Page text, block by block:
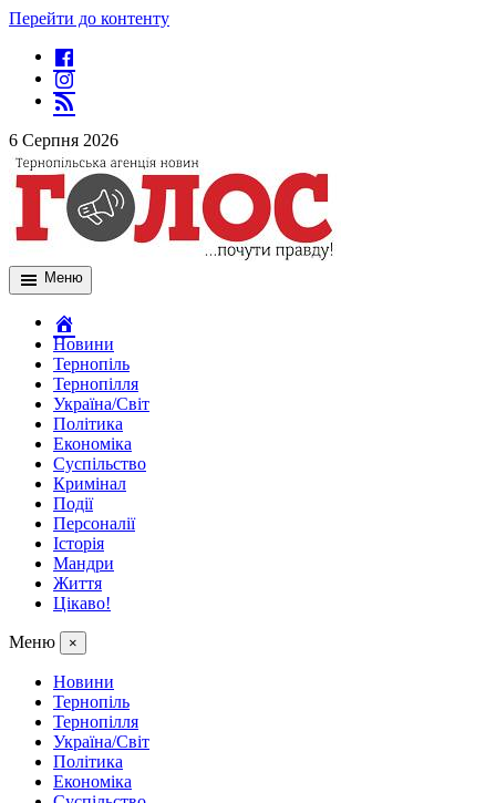
Перейти до контенту
6 Серпня 2026
Меню
Новини
Тернопіль
Тернопілля
Україна/Світ
Політика
Економіка
Суспільство
Кримінал
Події
Персоналії
Історія
Мандри
Життя
Цікаво!
Меню ×
Новини
Тернопіль
Тернопілля
Україна/Світ
Політика
Економіка